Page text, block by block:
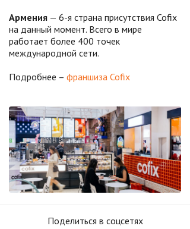
Армения — 6-я страна присутствия Cofix
на данный момент. Всего в мире
работает более 400 точек
международной сети.
Подробнее – франшиза Cofix
Поделиться в соцсетях